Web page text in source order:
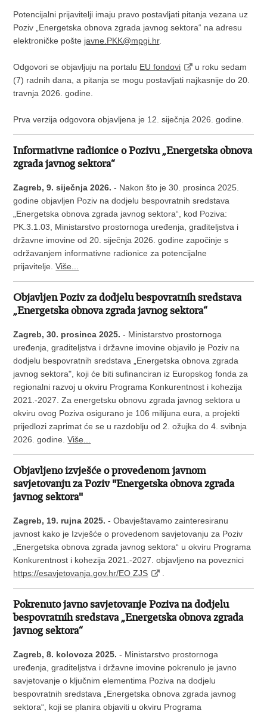
Potencijalni prijavitelji imaju pravo postavljati pitanja vezana uz
Poziv „Energetska obnova zgrada javnog sektora“ na adresu
elektroničke pošte javne.PKK@mpgi.hr.
Odgovori se objavljuju na portalu EU fondovi
u roku sedam
(7) radnih dana, a pitanja se mogu postavljati najkasnije do 20.
travnja 2026. godine.
Prva verzija odgovora objavljena je 12. siječnja 2026. godine.
Informativne radionice o Pozivu „Energetska obnova
zgrada javnog sektora“
Zagreb, 9. siječnja 2026. - Nakon što je 30. prosinca 2025.
godine objavljen Poziv na dodjelu bespovratnih sredstava
„Energetska obnova zgrada javnog sektora“, kod Poziva:
PK.3.1.03, Ministarstvo prostornoga uređenja, graditeljstva i
državne imovine od 20. siječnja 2026. godine započinje s
održavanjem informativne radionice za potencijalne
prijavitelje.Više...
Objavljen Poziv za dodjelu bespovratnih sredstava
„Energetska obnova zgrada javnog sektora“
Zagreb, 30. prosinca 2025. - Ministarstvo prostornoga
uređenja, graditeljstva i državne imovine objavilo je Poziv na
dodjelu bespovratnih sredstava „Energetska obnova zgrada
javnog sektora", koji će biti sufinanciran iz Europskog fonda za
regionalni razvoj u okviru Programa Konkurentnost i kohezija
2021.-2027. Za energetsku obnovu zgrada javnog sektora u
okviru ovog Poziva osigurano je 106 milijuna eura, a projekti
prijedlozi zaprimat će se u razdoblju od 2. ožujka do 4. svibnja
2026. godine.Više...
Objavljeno izvješće o provedenom javnom
savjetovanju za Poziv "Energetska obnova zgrada
javnog sektora"
Zagreb, 19. rujna 2025. - Obavještavamo zainteresiranu
javnost kako je Izvješće o provedenom savjetovanju za Poziv
„Energetska obnova zgrada javnog sektora“ u okviru Programa
Konkurentnost i kohezija 2021.-2027. objavljeno na poveznici
https://esavjetovanja.gov.hr/EO ZJS
Pokrenuto javno savjetovanje Poziva na dodjelu
bespovratnih sredstava „Energetska obnova zgrada
javnog sektora“
Zagreb, 8. kolovoza 2025. - Ministarstvo prostornoga
uređenja, graditeljstva i državne imovine pokrenulo je javno
savjetovanje o ključnim elementima Poziva na dodjelu
bespovratnih sredstava „Energetska obnova zgrada javnog
sektora“, koji se planira objaviti u okviru Programa